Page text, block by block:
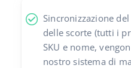
Sincronizzazione
delle scorte (tutti i
SKU e nome,
nostro sistema di